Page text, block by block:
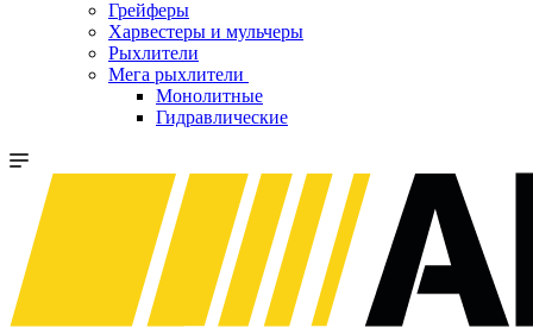
Грейферы
Харвестеры и мульчеры
Рыхлители
Мега рыхлители
Монолитные
Гидравлические